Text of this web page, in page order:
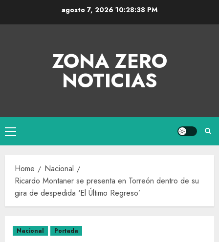
agosto 7, 2026 10:28:38 PM
ZONA ZERO
NOTICIAS
Home
Nacional
Ricardo Montaner se presenta en Torreón dentro de su
gira de despedida ‘El Último Regreso’
Nacional Portada